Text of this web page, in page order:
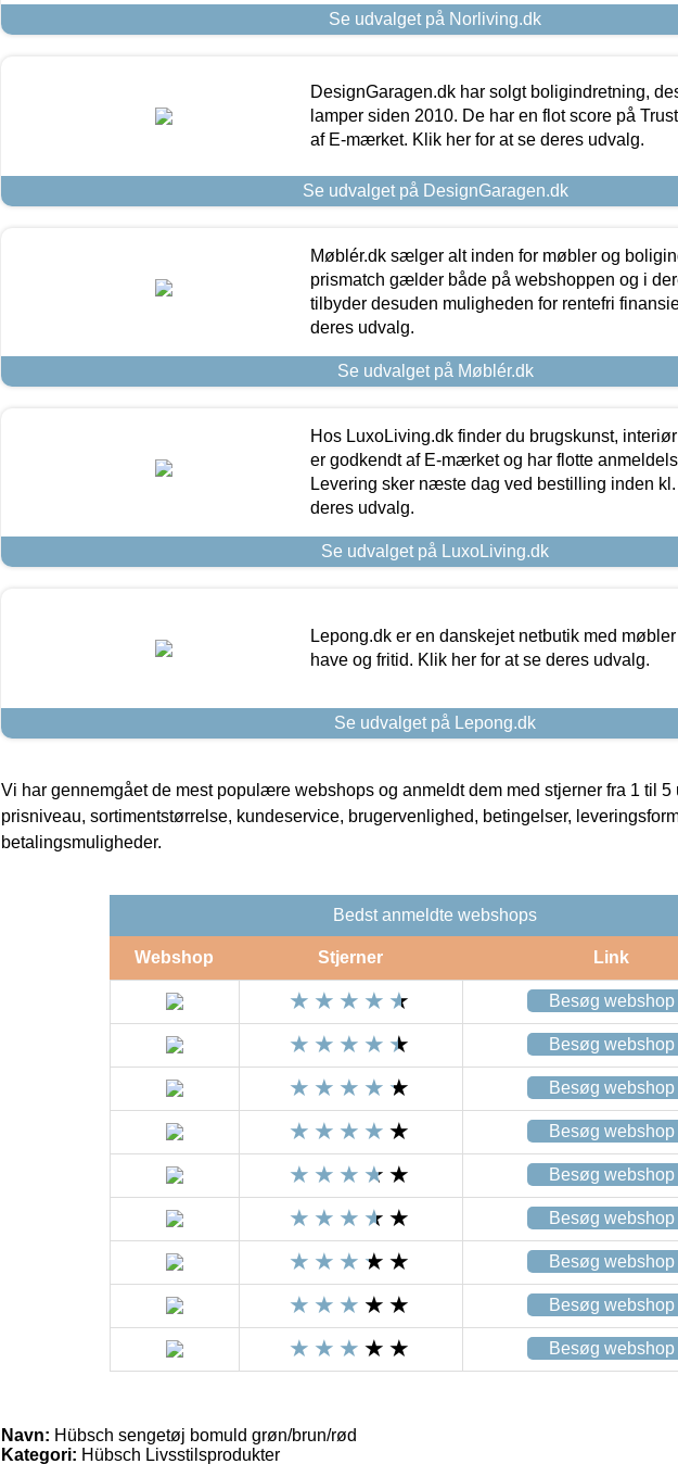
Se udvalget på Norliving.dk
DesignGaragen.dk har solgt boligindretning,
lamper siden 2010. De har en flot score på
af E-mærket. Klik her for at se deres udvalg.
Se udvalget på DesignGaragen.dk
Møblér.dk sælger alt inden for møbler og
prismatch gælder både på webshoppen og i
tilbyder desuden muligheden for rentefri
deres udvalg.
Se udvalget på Møblér.dk
Hos LuxoLiving.dk finder du brugskunst,
er godkendt af E-mærket og har flotte
Levering sker næste dag ved bestilling inden
deres udvalg.
Se udvalget på LuxoLiving.dk
Lepong.dk er en danskejet netbutik med
have og fritid. Klik her for at se deres udvalg.
Se udvalget på Lepong.dk
Vi har gennemgået de mest populære webshops og anmeldt dem med stjerner fra 1 til 5
prisniveau, sortimentstørrelse, kundeservice, brugervenlighed, betingelser,
betalingsmuligheder.
Bedst anmeldte webshops
Webshop Stjerner Link
Besøg webshop
Besøg webshop
Besøg webshop
Besøg webshop
Besøg webshop
Besøg webshop
Besøg webshop
Besøg webshop
Besøg webshop
Navn: Hübsch sengetøj bomuld grøn/brun/rød
Kategori: Hübsch Livsstilsprodukter